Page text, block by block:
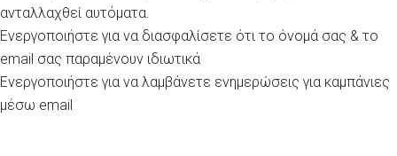
ανταλλαχθεί αυτόματα.
Ενεργοποιήστε για να διασφαλίσετε ότι το όνομά σας & το
email σας παραμένουν ιδιωτικά
Ενεργοποιήστε για να λαμβάνετε ενημερώσεις για καμπάνιες
μέσω email